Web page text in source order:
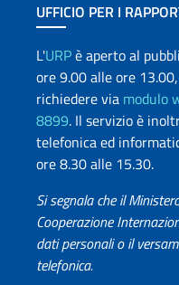
UFFICIO PER I
L'URPè aperto al
ore 9.00 alle ore
richiedere via modulo
8899. Il servizio è
telefonica ed
ore 8.30 alle 15.30.
Si segnala che il
Cooperazione
dati personali o il
telefonica.